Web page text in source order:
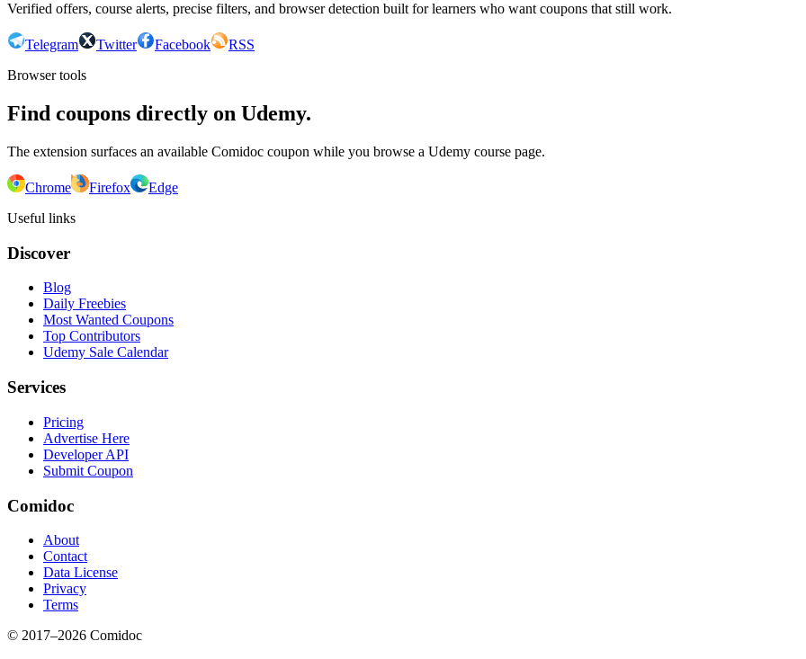
Verified offers, course alerts, precise filters, and browser detection built for learners who want coupons that still work.
Telegram Twitter Facebook
RSS
Browser tools
Find coupons directly on Udemy.
The extension surfaces an available Comidoc coupon while you browse a Udemy course page.
Chrome Firefox
Edge
Useful links
Discover
Blog
Daily Freebies
Most Wanted Coupons
Top Contributors
Udemy Sale Calendar
Services
Pricing
Advertise Here
Developer API
Submit Coupon
Comidoc
About
Contact
Data License
Privacy
Terms
© 2017–2026 Comidoc